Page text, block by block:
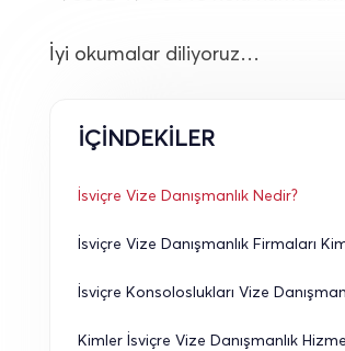
İyi okumalar diliyoruz…
İÇİNDEKİLER
İsviçre Vize Danışmanlık Nedir?
İsviçre Vize Danışmanlık Firmaları
İsviçre Konsoloslukları Vize
Kimler İsviçre Vize Danışmanlık